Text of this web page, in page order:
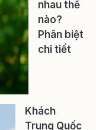
nhau thế
nào?
Phân biệt
chi tiết
Khách
Trung Quốc